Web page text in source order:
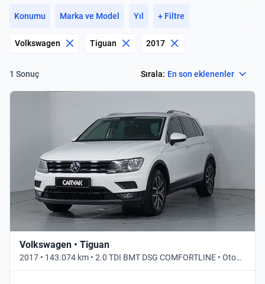
Konumu Marka ve Model Yıl + Filtre
Volkswagen Tiguan 2017
1 Sonuç Sırala: En son eklenenler
Volkswagen • Tiguan
2017 • 143.074 km • 2.0 TDI BMT DSG COMFORTLINE • Otomatik